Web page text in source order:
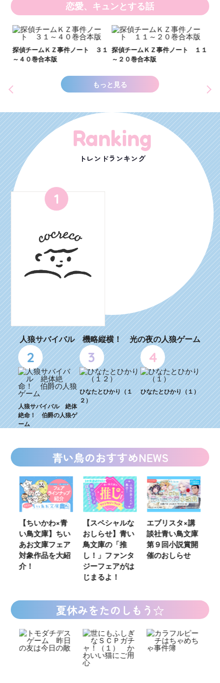
恋愛、キュンとする話
探偵チームＫＺ事件ノート ３１
～４０巻合本版
探偵チームＫＺ事件ノート １１
～２０巻合本版
もっと見る
Ranking
トレンドランキング
1
人狼サバイバル 機略縦横！ 光の夜の人狼ゲーム
2
人狼サバイバル 絶体
絶命！ 伯爵の人狼ゲ
ーム
3
ひなたとひかり（１
２）
4
ひなたとひかり（１）
青い鳥のおすすめNEWS
【ちいかわ×青
い鳥文庫】ちい
あお文庫フェア
対象作品を大紹
介！
【スペシャルな
おしらせ】青い
鳥文庫の「推
し！」ファンタ
ジーフェアがは
じまるよ！
エブリスタ×講
談社青い鳥文庫
第９回小説賞開
催のおしらせ
夏休みをたのしもう☆